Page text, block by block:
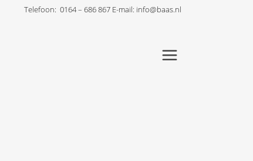
Telefoon: 0164 – 686 867 E-mail: info@baas.nl